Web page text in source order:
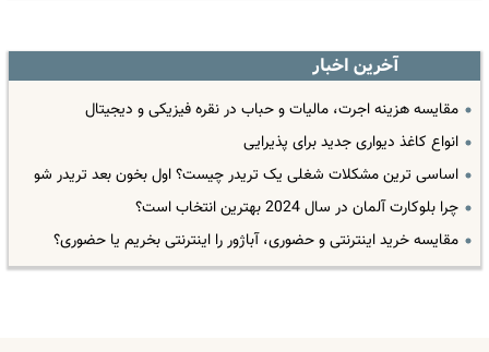
آخرین اخبار
مقایسه هزینه اجرت، مالیات و حباب در نقره فیزیکی و دیجیتال
انواع کاغذ دیواری جدید برای پذیرایی
اساسی ترین مشکلات شغلی یک تریدر چیست؟ اول بخون بعد تریدر شو
چرا بلوکارت آلمان در سال 2024 بهترین انتخاب است؟
مقایسه خرید اینترنتی و حضوری، آباژور را اینترنتی بخریم یا حضوری؟